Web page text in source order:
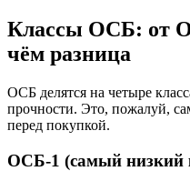
Классы ОСБ: от
чём разница
ОСБ делятся на четыре
прочности. Это, пожалуй,
перед покупкой.
ОСБ-1 (самый низкий